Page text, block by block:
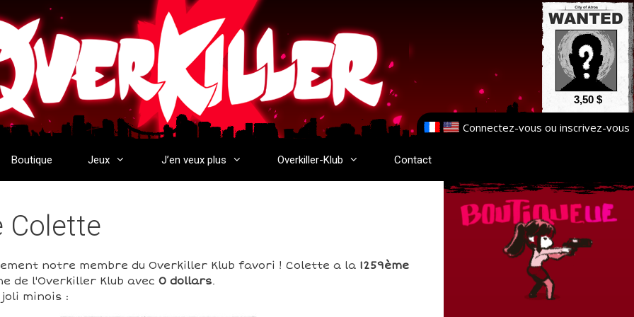
3,50 $
Connectez-vous ou inscrivez-vous
Boutique Jeux J’en veux plus Overkiller-Klub Contact
Colette
notre membre du Overkiller Klub favori ! Colette a la 1259ème
de l'Overkiller Klub avec 0 dollars.
minois :